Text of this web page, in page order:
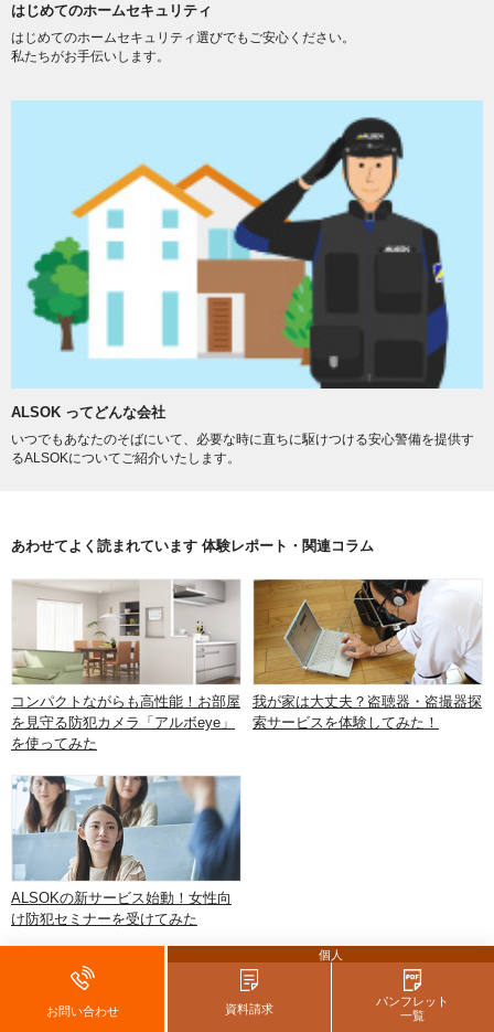
はじめてのホームセキュリティ
はじめてのホームセキュリティ選びでもご安心ください。
私たちがお手伝いします。
ALSOK ってどんな会社
いつでもあなたのそばにいて、必要な時に直ちに駆けつける安心警備を提供す
るALSOKについてご紹介いたします。
あわせてよく読まれています 体験レポート・関連コラム
コンパクトながらも高性能！お部屋
を見守る防犯カメラ「アルボeye」
を使ってみた
我が家は大丈夫？盗聴器・盗撮器探
索サービスを体験してみた！
ALSOKの新サービス始動！女性向
け防犯セミナーを受けてみた
お問い合わせ
個人
資料請求
パンフレット
一覧